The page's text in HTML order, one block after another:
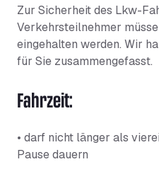
Zur Sicherheit des Lkw-
Verkehrsteilnehmer
eingehalten werden. Wir
für Sie zusammengefasst.
Fahrzeit:
• darf nicht länger als
Pause dauern